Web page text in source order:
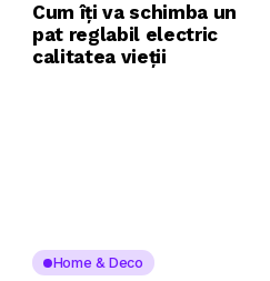
Cum îți va schimba un
pat reglabil electric
calitatea vieții
Home & Deco